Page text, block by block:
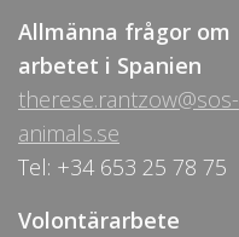
Allmänna frågor om
arbetet i Spanien
therese.rantzow@sos-
animals.se
Tel: +34 653 25 78 75
Volontärarbete